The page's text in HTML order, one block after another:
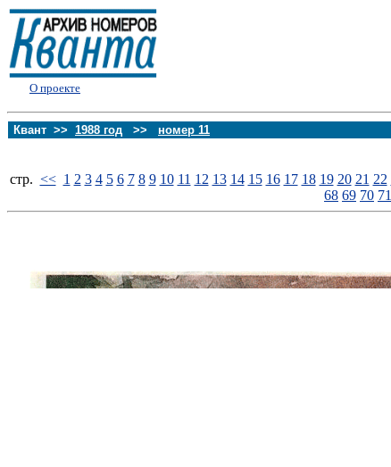
О проекте
Квант >> 1988 год >> номер 11
стp. << 1 2 3 4 5 6 7 8 9 10 11 12 13 14 15 16 17 18 19 20 21 22
68 69 70 71